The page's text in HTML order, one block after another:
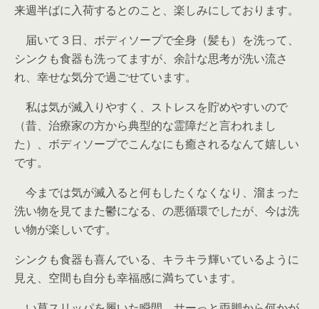
来週半ばに入荷するとのこと、楽しみにしております。
届いて３日、ボディソープで全身（髪も）を洗って、
シンクも食器も洗ってますが、余計な思考が洗い流さ
れ、幸せな気分で過ごせています。
私は気が滅入りやすく、ストレスを貯めやすいので
（昔、治療家の方から典型的な霊障だと言われまし
た）、ボディソープでこんなにも癒されるなんて嬉しい
です。
今までは気が滅入ると何もしたくなくなり、溜まった
洗い物を見てまた鬱になる、の悪循環でしたが、今は洗
い物が楽しいです。
シンクも食器も喜んでいる、キラキラ輝いているように
見え、空間も自分も幸福感に満ちています。